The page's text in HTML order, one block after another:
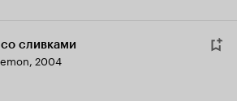
сливками
, 2004